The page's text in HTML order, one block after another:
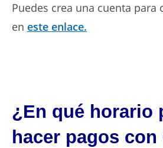
Puedes crea una cuenta para
en este enlace.
¿En qué horario
hacer pagos con